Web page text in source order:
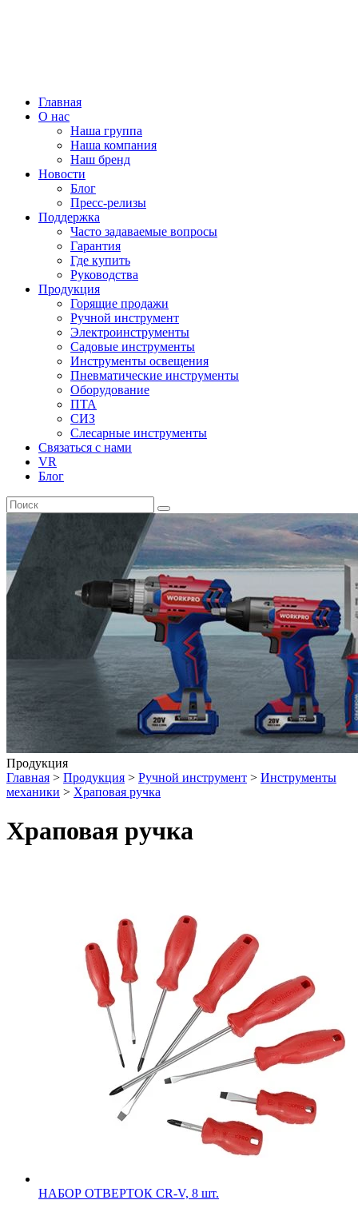
Главная
О нас
Наша группа
Наша компания
Наш бренд
Новости
Блог
Пресс-релизы
Поддержка
Часто задаваемые вопросы
Гарантия
Где купить
Руководства
Продукция
Горящие продажи
Ручной инструмент
Электроинструменты
Садовые инструменты
Инструменты освещения
Пневматические инструменты
Оборудование
ПТА
СИЗ
Слесарные инструменты
Связаться с нами
VR
Блог
Продукция
Главная > Продукция > Ручной инструмент > Инструменты
механики > Храповая ручка
Храповая ручка
НАБОР ОТВЕРТОК CR-V, 8 шт.